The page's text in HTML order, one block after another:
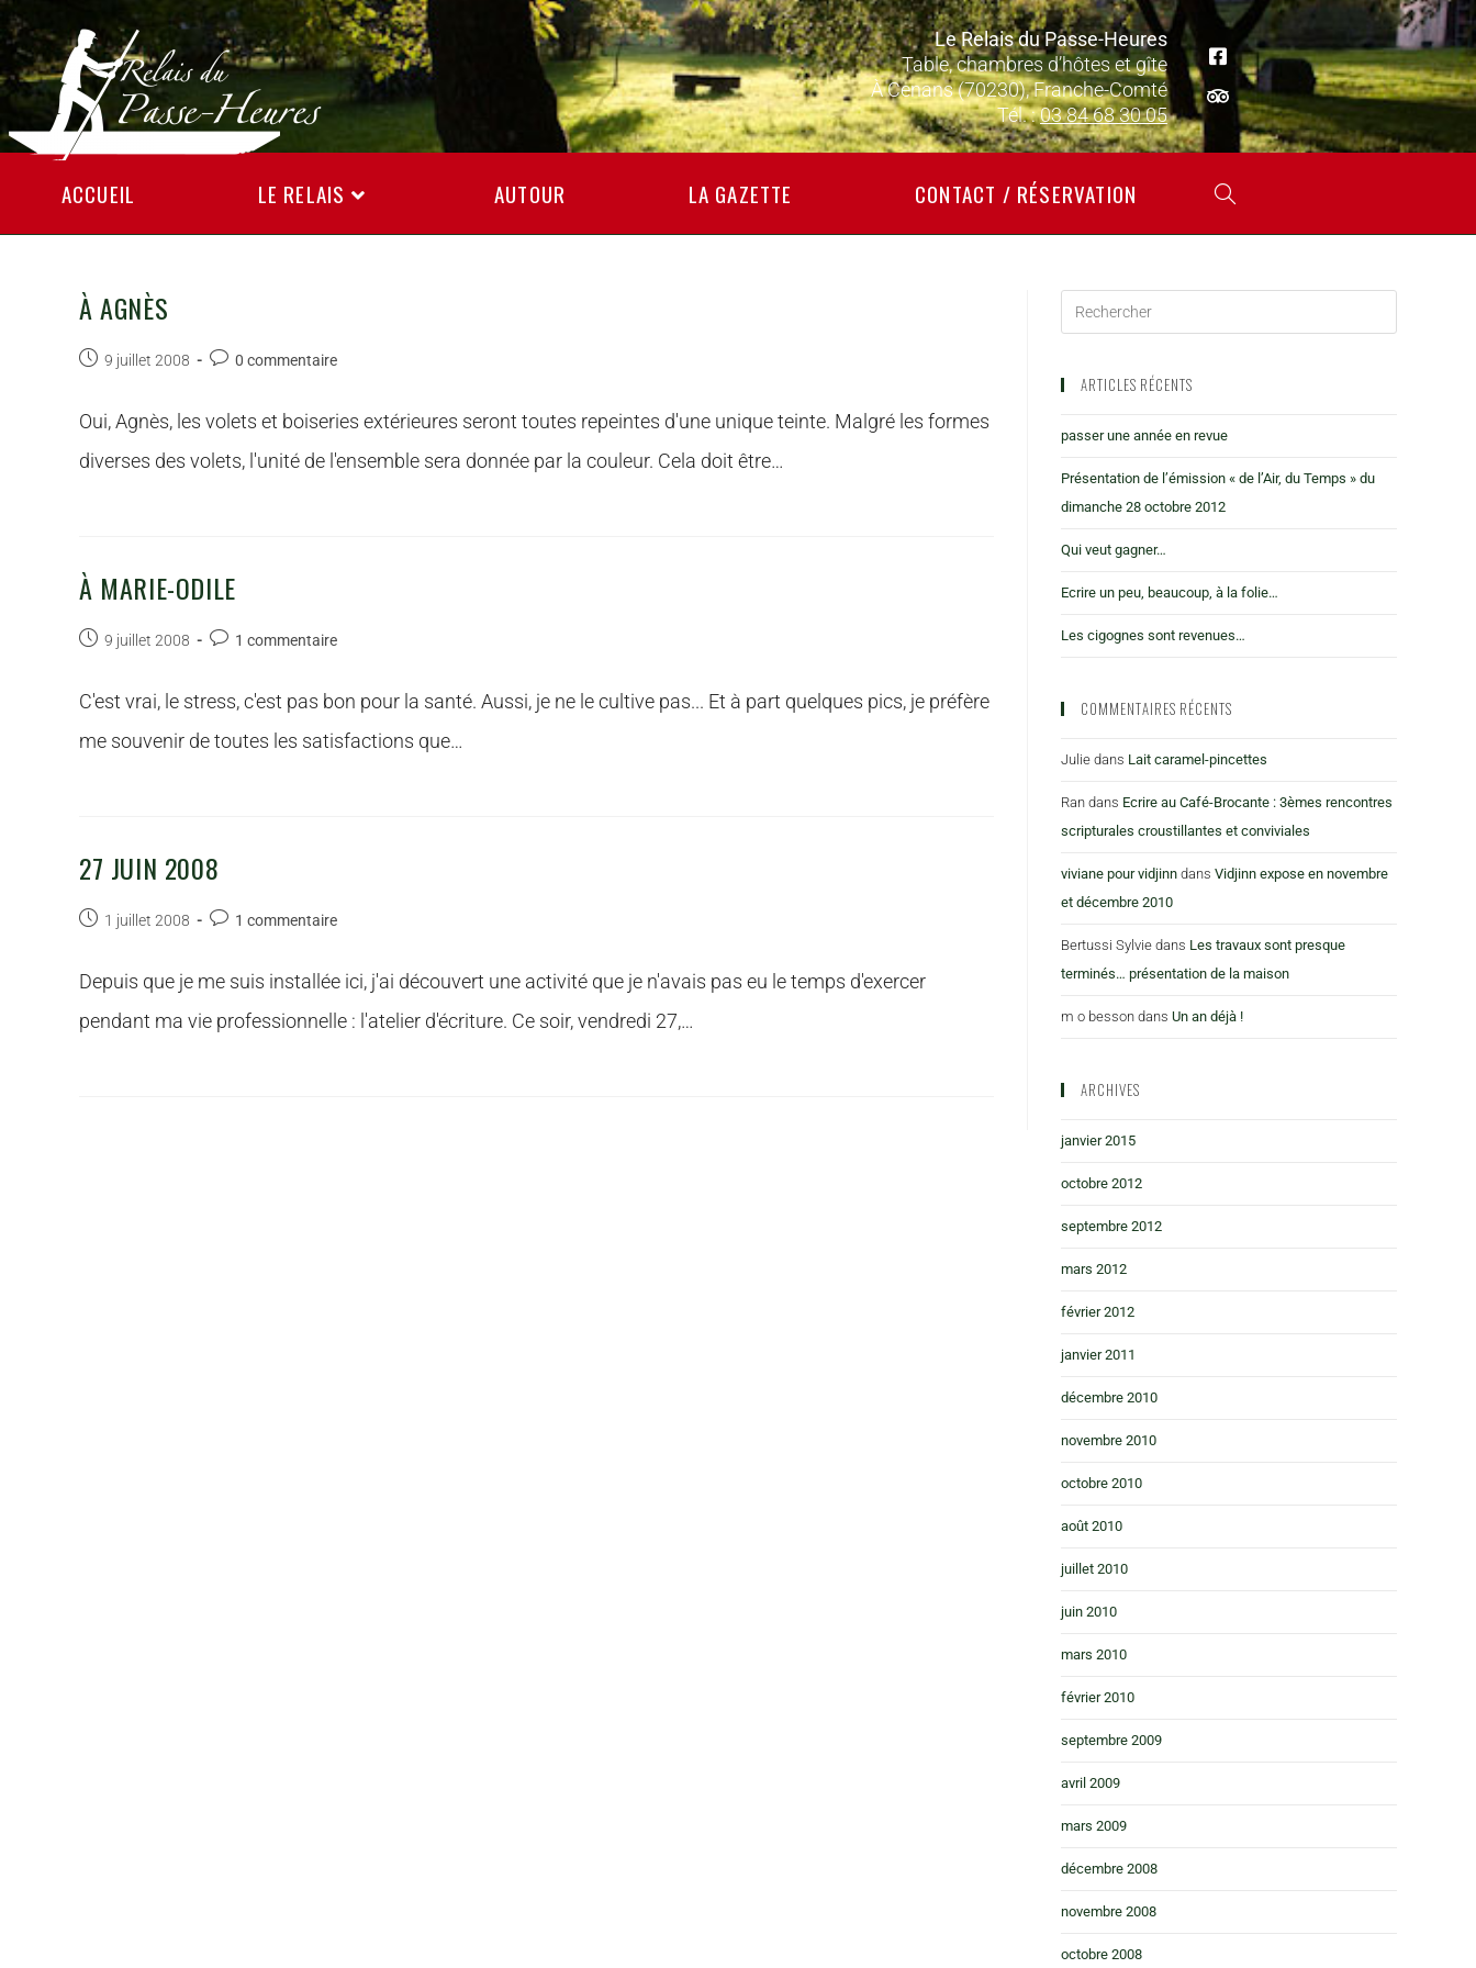
Le Relais du Passe-Heures
Table, chambres d’hôtes et gîte
À Cenans (70230), Franche-Comté
Tél. :03 84 68 30 05
ACCUEIL LE RELAIS AUTOUR LA GAZETTE CONTACT / RÉSERVATION
À AGNÈS
9 juillet 2008 0 commentaire
Oui, Agnès, les volets et boiseries extérieures seront toutes repeintes d'une unique teinte. Malgré les formes
diverses des volets, l'unité de l'ensemble sera donnée par la couleur. Cela doit être…
À MARIE-ODILE
9 juillet 2008 1 commentaire
C'est vrai, le stress, c'est pas bon pour la santé. Aussi, je ne le cultive pas... Et à part quelques pics, je préfère
me souvenir de toutes les satisfactions que…
27 JUIN 2008
1 juillet 2008 1 commentaire
Depuis que je me suis installée ici, j'ai découvert une activité que je n'avais pas eu le temps d'exercer
pendant ma vie professionnelle : l'atelier d'écriture. Ce soir, vendredi 27,…
ARTICLES RÉCENTS
passer une année en revue
Présentation de l’émission « de l’Air, du Temps » du
dimanche 28 octobre 2012
Qui veut gagner…
Ecrire un peu, beaucoup, à la folie…
Les cigognes sont revenues…
COMMENTAIRES RÉCENTS
Julie dans Lait caramel-pincettes
Ran dans Ecrire au Café-Brocante : 3èmes rencontres
scripturales croustillantes et conviviales
viviane pour vidjinn dans Vidjinn expose en novembre
et décembre 2010
Bertussi Sylvie dans Les travaux sont presque
terminés… présentation de la maison
m o besson dans Un an déjà !
ARCHIVES
janvier 2015
octobre 2012
septembre 2012
mars 2012
février 2012
janvier 2011
décembre 2010
novembre 2010
octobre 2010
août 2010
juillet 2010
juin 2010
mars 2010
février 2010
septembre 2009
avril 2009
mars 2009
décembre 2008
novembre 2008
octobre 2008